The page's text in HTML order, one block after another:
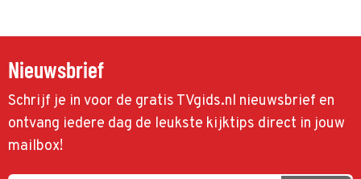
Nieuwsbrief
Schrijf je in voor de gratis TVgids.nl nieuwsbrief en
ontvang iedere dag de leukste kijktips direct in jouw
mailbox!